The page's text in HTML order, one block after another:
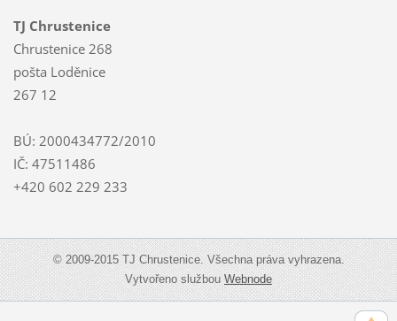
TJ Chrustenice
Chrustenice 268
pošta Loděnice
267 12
BÚ: 2000434772/2010
IČ: 47511486
+420 602 229 233
© 2009-2015 TJ Chrustenice. Všechna práva vyhrazena.
Vytvořeno službouWebnode